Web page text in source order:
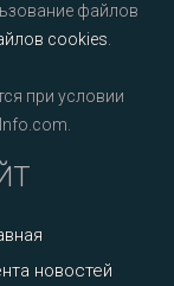
файлов
cookies
при условии
новостей